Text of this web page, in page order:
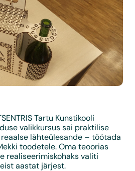
Tartu Kunstikooli
valikkursus sai praktilise
lähteülesande – töötada
toodetele. Oma teoorias
realiseerimiskohaks valiti
aastat järjest.